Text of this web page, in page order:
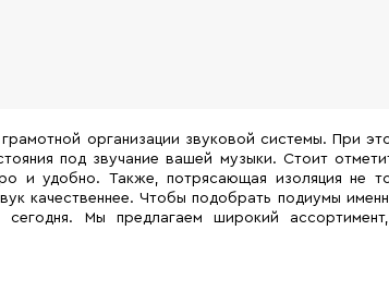
организации звуковой системы. При
под звучание вашей музыки. Стоит
и удобно. Также, потрясающая изоляция не
качественнее. Чтобы подобрать подиумы
Мы предлагаем широкий